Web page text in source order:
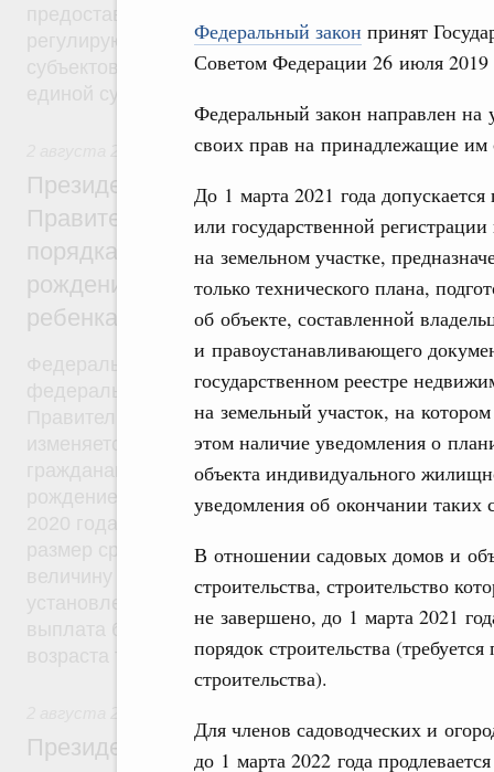
Федеральный закон принят
Советом Федерации 26 июля 2019
Федеральный закон направлен
своих прав на принадлежащие
До 1 марта 2021 года допускается
или государственной
на земельном участке,
только технического плана,
об объекте, составленной
и правоустанавливающего
государственном реестре
на земельный участок, на
этом наличие уведомления о
объекта индивидуального
уведомления об окончании таких
В отношении садовых домов и
строительства, строительство
не завершено, до 1 марта 2021
порядок строительства
строительства).
Для членов садоводческих и
до 1 марта 2022 года
регулирующие вопросы предоставления
субъектов Федерации из федерального
Демографическая политика
Президент России подписал
Правительством Федеральный закон об
порядка установления ежемесячной
рождением или усыновлением первого
ребенка
Федеральный закон от 2 августа 2019 года
федерального закона был внесён в Госдуму
Правительства от 28 мая 2019 года №1092-р.
изменяется критерий нуждаемости, в
гражданам будет назначаться ежемесячная
рождением (усыновлением) первого или
размер среднедушевого дохода не будет
установленную в субъекте Федерации. Кроме
выплата будет производиться гражданам до
возраста трех лет.
Президент России подписал